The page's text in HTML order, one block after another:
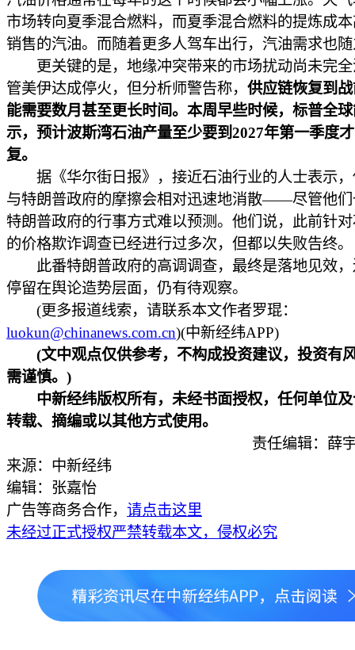
市场转向夏季混合燃料，而夏季混合燃料的提炼成
销售的汽油。而随着更多人驾车出行，汽油需求也
更关键的是，地缘冲突带来的市场扰动尚未完全
管美伊达成停火，但分析师警告称， 供应链恢复到
能需要数月甚至更长时间。本周早些时候，标普全
示，预计波斯湾石油产量至少要到2027年第一季度
复。
据《华尔街日报》，接近石油行业的人士表示，
与特朗普政府的摩擦会相对迅速地消散——尽管他们
特朗普政府的行事方式难以预测。他们说，此前针
的价格欺诈调查已经进行过多次，但都以失败告终
此番特朗普政府的高调调查，最终是落地见效，
停留在舆论造势层面，仍有待观察。
(更多报道线索，请联系本文作者罗琨：
luokun@chinanews.com.cn)(中新经纬APP)
(文中观点仅供参考，不构成投资建议，投资有
需谨慎。)
中新经纬版权所有，未经书面授权，任何单位及
转载、摘编或以其他方式使用。
责任编辑：薛
来源：中新经纬
编辑：张嘉怡
广告等商务合作， 请点击这里
未经过正式授权严禁转载本文，侵权必究